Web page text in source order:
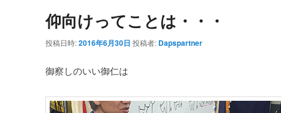
仰向けってことは・・・
投稿日時:2016年6月30日 投稿者: Dapspartner
御察しのいい御仁は